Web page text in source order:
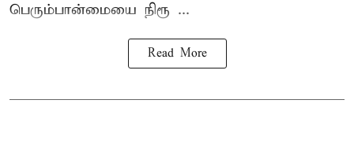
பெரும்பான்மையை நிரூ ...
Read More